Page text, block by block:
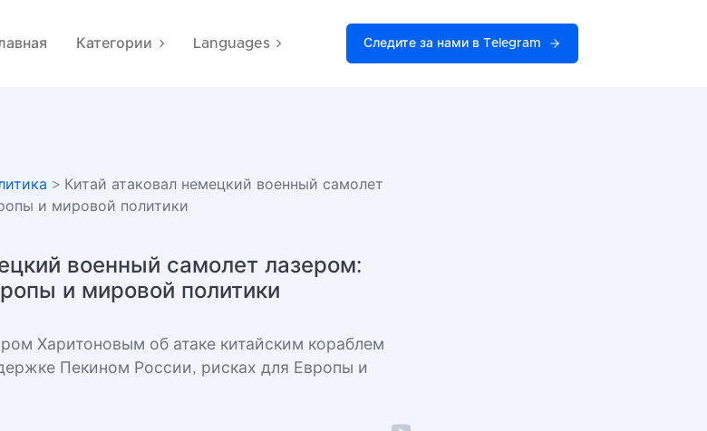
Категории Languages Следите за нами в Telegram
> Китай атаковал немецкий военный самолет
и мировой политики
военный самолет лазером:
и мировой политики
Харитоновым об атаке китайским кораблем
Пекином России, рисках для Европы и